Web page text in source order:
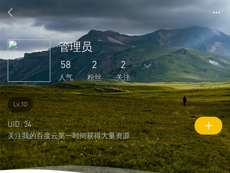
管理员
58
人气
2
粉丝
2
关注
318
主题
205
回复
4
好友
2
粉丝
2
关注
0
说说
58
人气
7319
积分
Lv.10
UID: 34
关注我的百度云第一时间获得大量资源 ...